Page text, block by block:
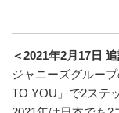
＜2021年2月17日 追
ジャニーズグルー
TO YOU」で2ステ